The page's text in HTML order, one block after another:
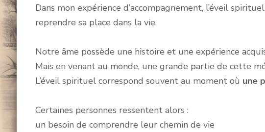
Dans mon expérience d’accompagnement, l’éveil
reprendre sa place dans la vie.
Notre âme possède une histoire et une expérience
Mais en venant au monde, une grande partie de cette
L’éveil spirituel correspond souvent au moment où une
Certaines personnes ressentent alors :
un besoin de comprendre leur chemin de vie